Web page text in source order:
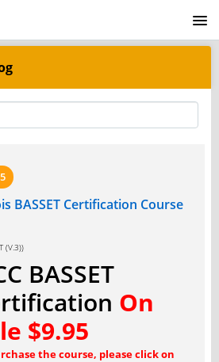
BASSET Certification Course
(V.3))
BASSET
On
$9.95
the course, please click on